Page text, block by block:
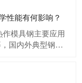
性能有何影响？
模具钢主要应用
国内外典型钢种
成变形、开裂、